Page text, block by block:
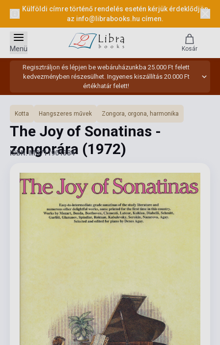
Külföldi címre történő rendelés esetén kérjük érdeklődjön
az info@librabooks.hu címen.
Regisztráljon és lépjen be webáruházunkba 25.000 Ft felett
kedvezményben részesülhet. Ingyenes kiszállítás 20.000 Ft
értékhatár felett!
Menü Kosár
Kotta Hangszeres művek Zongora, orgona, harmonika
The Joy of Sonatinas -
zongorára (1972)
ISBN: M0711901384